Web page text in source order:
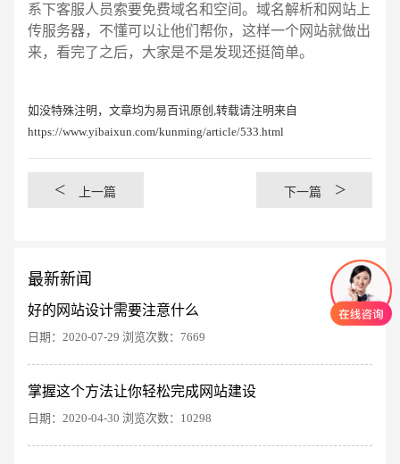
系下客服人员索要免费域名和空间。域名解析和网站上
传服务器，不懂可以让他们帮你，这样一个网站就做出
来，看完了之后，大家是不是发现还挺简单。
如没特殊注明，文章均为易百讯原创,转载请注明来自
https://www.yibaixun.com/kunming/article/533.html
< 上一篇 下一篇 >
最新新闻
好的网站设计需要注意什么
日期：2020-07-29 浏览次数：7669
掌握这个方法让你轻松完成网站建设
日期：2020-04-30 浏览次数：10298